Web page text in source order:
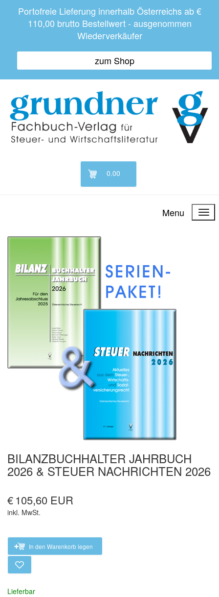
Portofreie Lieferung innerhalb Österreichs ab €
110,00 brutto Bestellwert - ausgenommen
Wiederverkäufer
zum Shop
0.00
Menu
BILANZBUCHHALTER JAHRBUCH
2026 & STEUER NACHRICHTEN 2026
€105,60 EUR
inkl. MwSt.
In den Warenkorb legen
Lieferbar